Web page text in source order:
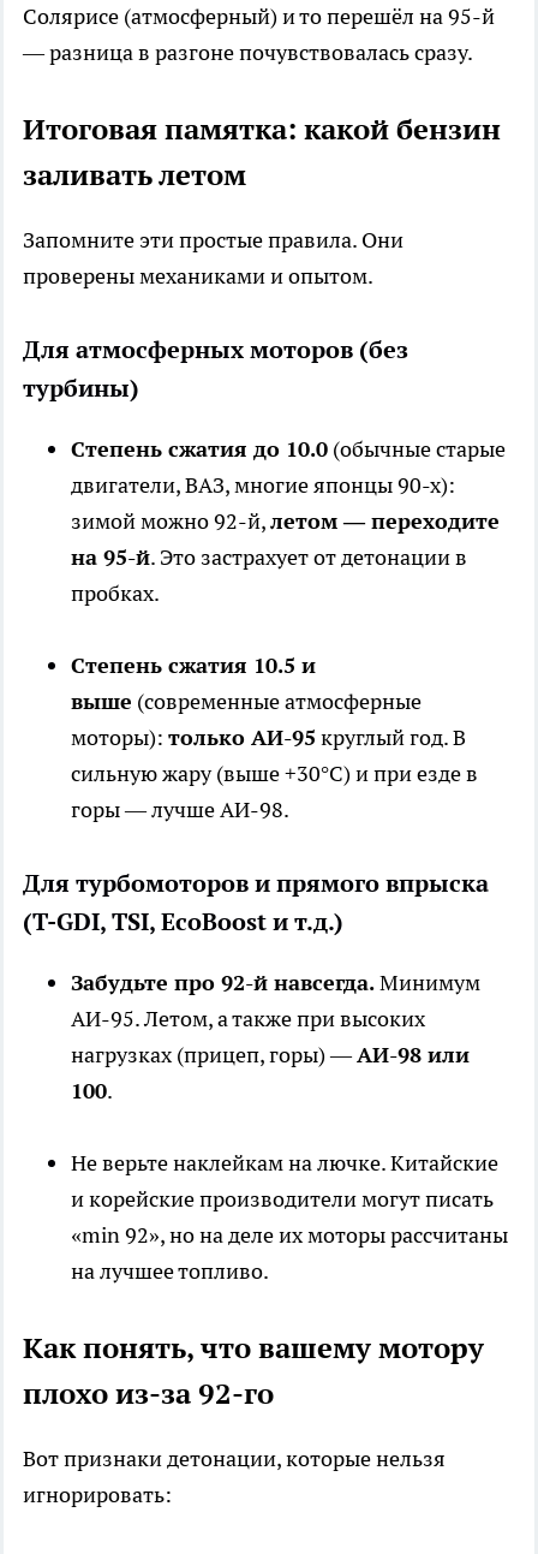
Солярисе (атмосферный) и то перешёл на 95-й
— разница в разгоне почувствовалась сразу.
Итоговая памятка: какой бензин
заливать летом
Запомните эти простые правила. Они
проверены механиками и опытом.
Для атмосферных моторов (без
турбины)
Степень сжатия до 10.0 (обычные старые
двигатели, ВАЗ, многие японцы 90-х):
зимой можно 92-й,летом — переходите
на 95-й. Это застрахует от детонации в
пробках.
Степень сжатия 10.5 и
выше (современные атмосферные
моторы): только АИ-95 круглый год. В
сильную жару (выше +30°C) и при езде в
горы — лучше АИ-98.
Для турбомоторов и прямого впрыска
(T-GDI, TSI, EcoBoost и т.д.)
Забудьте про 92-й навсегда.Минимум
АИ-95. Летом, а также при высоких
нагрузках (прицеп, горы) —АИ-98 или
100.
Не верьте наклейкам на лючке. Китайские
и корейские производители могут писать
«min 92», но на деле их моторы рассчитаны
на лучшее топливо.
Как понять, что вашему мотору
плохо из-за 92-го
Вот признаки детонации, которые нельзя
игнорировать: